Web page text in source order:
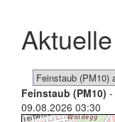
Feinstaub (PM10) -
09.08.2026 03:30